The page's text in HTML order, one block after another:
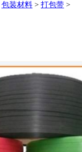
包装材料 > 打包带 >